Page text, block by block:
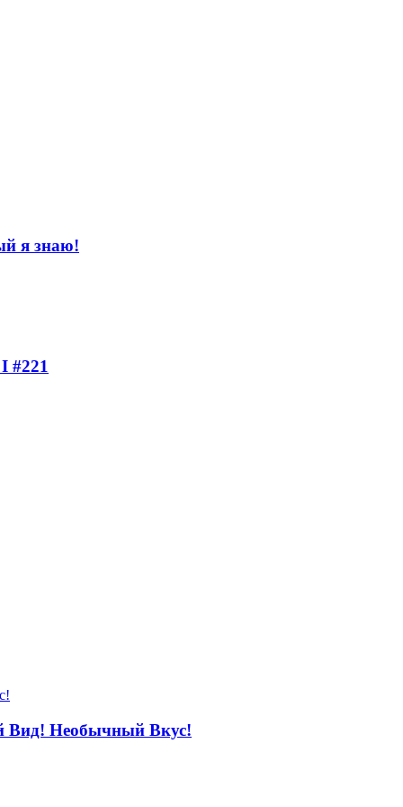
я знаю!
#221
Необычный Вкус!